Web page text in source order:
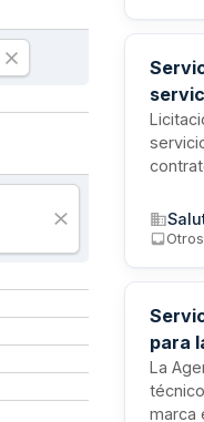
Otros
para
en
La
marca